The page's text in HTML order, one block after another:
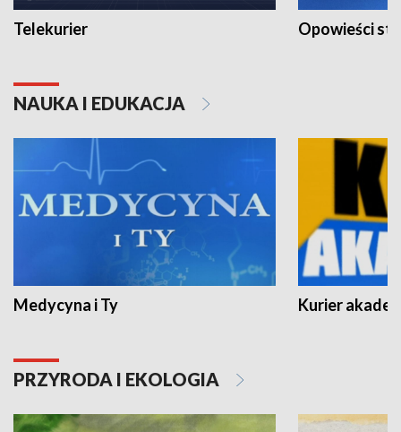
Telekurier Opowieści
NAUKA I EDUKACJA
Medycyna i Ty Kurier
PRZYRODA I EKOLOGIA